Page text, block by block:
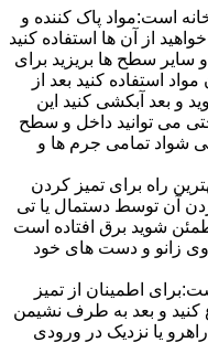
است:مواد پاک کننده و
از آن ها استفاده کنید
سطح ها بریزید برای
استفاده کنید بعد از
و بعد آبکشی کنید این
می توانید داخل و سطح
شواد تمامی جرم ها و
راه برای تمیز کردن
آن توسط دستمال یا تی
شوید برق افتاده است
زانو و دست های خود
اطمینان از تمیز
کنید و بعد به طرف نشیمن
راهرو یا نزدیک در ورودی